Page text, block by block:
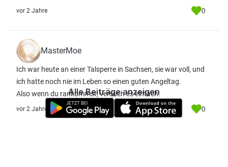
vor 2 Jahre 0
MasterMoe
Ich war heute an einer Talsperre in Sachsen, sie war voll, und
ich hatte noch nie im Leben so einen guten Angeltag.
Also wenn du rankommst, versuch es einfach.
vor 2 Jahre 0
Alle Beiträge anzeigen